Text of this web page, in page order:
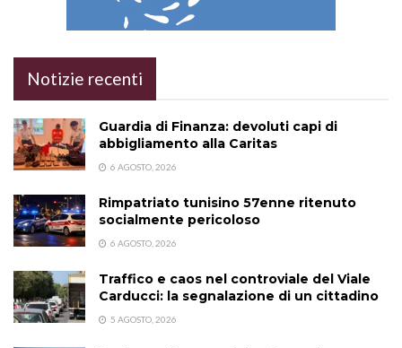
Notizie recenti
Guardia di Finanza: devoluti capi di
abbigliamento alla Caritas
6 AGOSTO, 2026
Rimpatriato tunisino 57enne ritenuto
socialmente pericoloso
6 AGOSTO, 2026
Traffico e caos nel controviale del Viale
Carducci: la segnalazione di un cittadino
5 AGOSTO, 2026